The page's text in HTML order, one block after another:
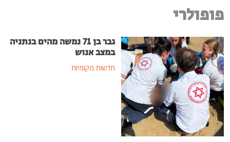
פופולרי
גבר בן 71 נמשה מהים בנתניה
במצב אנוש
חדשות מקומיות